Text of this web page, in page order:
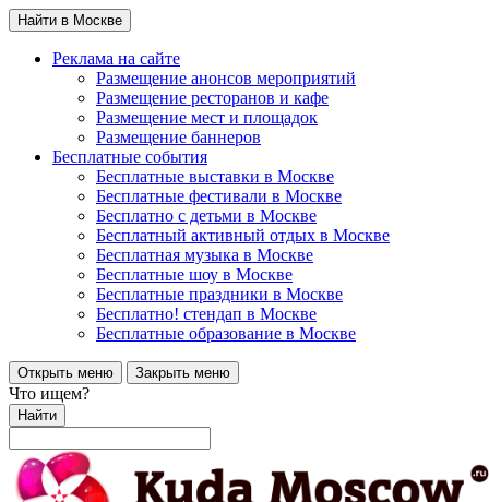
Найти в Москве
Реклама на сайте
Размещение анонсов мероприятий
Размещение ресторанов и кафе
Размещение мест и площадок
Размещение баннеров
Бесплатные события
Бесплатные выставки в Москве
Бесплатные фестивали в Москве
Бесплатно с детьми в Москве
Бесплатный активный отдых в Москве
Бесплатная музыка в Москве
Бесплатные шоу в Москве
Бесплатные праздники в Москве
Бесплатно! стендап в Москве
Бесплатные образование в Москве
Открыть меню Закрыть меню
Что ищем?
Найти